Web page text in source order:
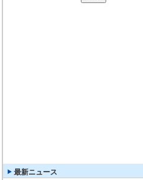
最新ニュース